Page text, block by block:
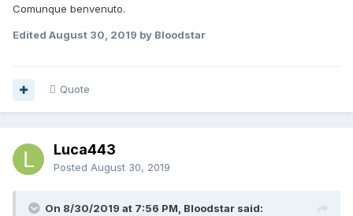
Comunque benvenuto.
Edited August 30, 2019 by Bloodstar
Quote
Luca443
Posted August 30, 2019
On 8/30/2019 at 7:56 PM, Bloodstar said: